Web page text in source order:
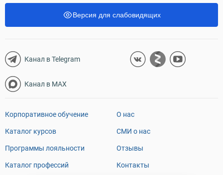
Версия для слабовидящих
Канал в Telegram
Канал в MAX
Корпоративное обучение
Каталог курсов
Программы лояльности
Каталог профессий
О нас
СМИ о нас
Отзывы
Контакты